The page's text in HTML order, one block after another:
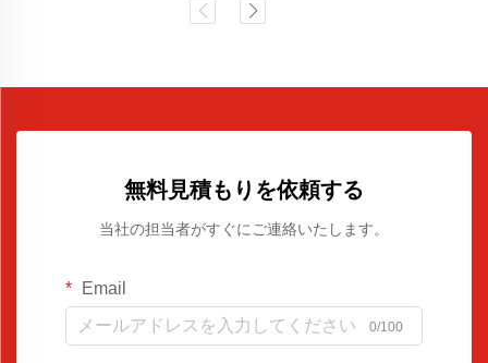
無料見積もりを依頼する
当社の担当者がすぐにご連絡いたします。
Email
0/100